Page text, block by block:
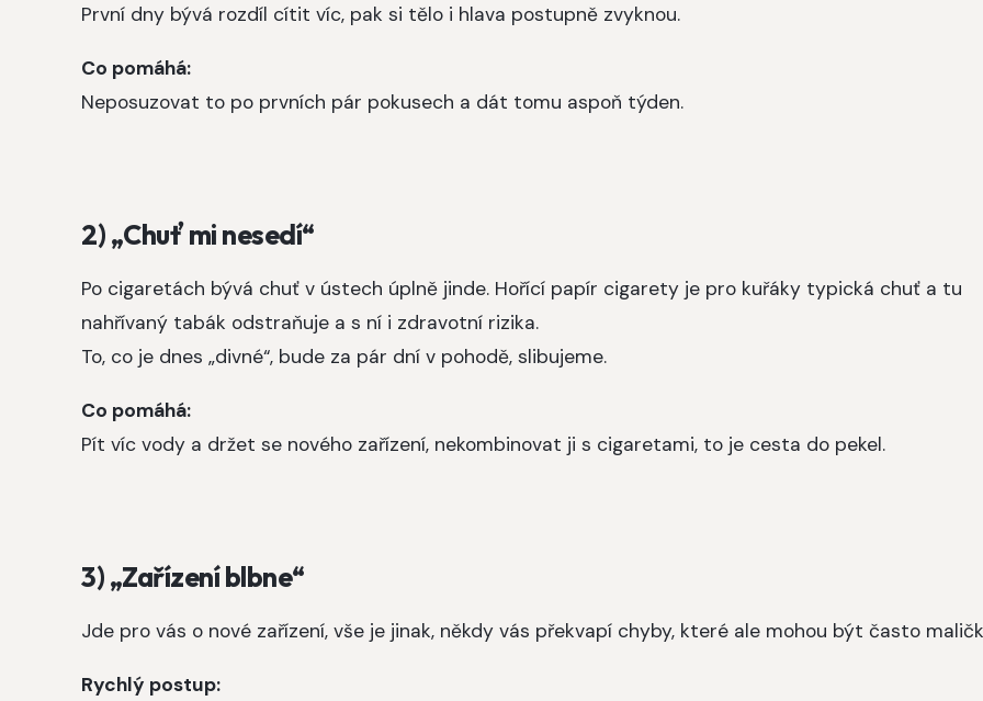
První dny bývá rozdíl cítit víc, pak si tělo i hlava postupně zvyknou.
Co pomáhá:
Neposuzovat to po prvních pár pokusech a dát tomu aspoň týden.
2) „Chuť mi nesedí“
Po cigaretách bývá chuť v ústech úplně jinde. Hořící papír cigarety je pro kuřáky typická chuť a tu
nahřívaný tabák odstraňuje a s ní i zdravotní rizika.
To, co je dnes „divné“, bude za pár dní v pohodě, slibujeme.
Co pomáhá:
Pít víc vody a držet se nového zařízení, nekombinovat ji s cigaretami, to je cesta do pekel.
3) „Zařízení blbne“
Jde pro vás o nové zařízení, vše je jinak, někdy vás překvapí chyby, které ale mohou být často
Rychlý postup: